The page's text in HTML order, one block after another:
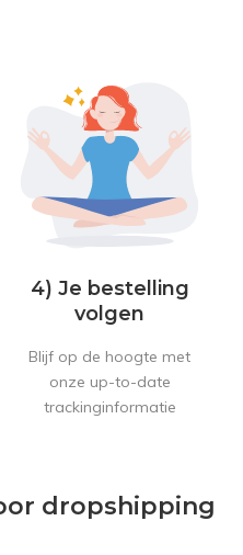
4) Je bestelling
volgen
Blijf op de hoogte met
onze up-to-date
trackinginformatie
dropshipping